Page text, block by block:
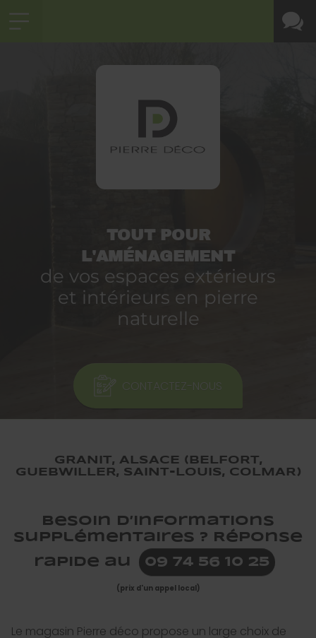
TOUT POUR
L'AMÉNAGEMENT
de vos espaces extérieurs
et intérieurs en pierre
naturelle
CONTACTEZ-NOUS
GRANIT, ALSACE (BELFORT,
GUEBWILLER, SAINT-LOUIS, COLMAR)
Besoin d’informations
supplémentaires ? Réponse
rapide au
09 74 56 10 25
(prix d'un appel local)
Le magasin Pierre déco propose un large choix de